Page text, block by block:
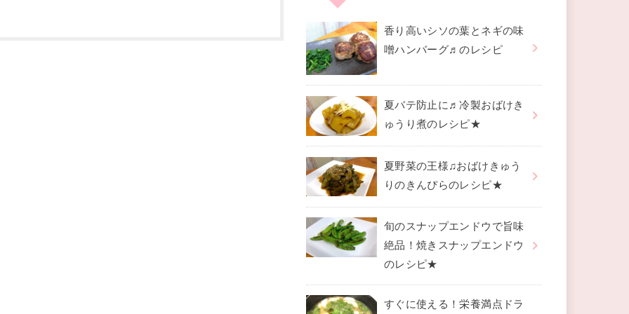
香り高いシソの葉とネギの味
噌ハンバーグ♬のレシピ
夏バテ防止に♬冷製おばけき
ゅうり煮のレシピ★
夏野菜の王様♫おばけきゅう
りのきんぴらのレシピ★
旬のスナップエンドウで旨味
絶品！焼きスナップエンドウ
のレシピ★
すぐに使える！栄養満点ドラ